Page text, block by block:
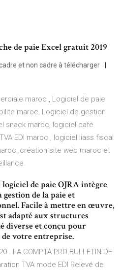
de paie Excel gratuit 2019
et non cadre à télécharger
maroc , Logiciel de paie
maroc, Logiciel de gestion
snack maroc, logiciel café
EDI maroc , logiciel liass fiscal
,création site web maroc et
de paie OJRA intègre
de la paie et
Facile à mettre en œuvre,
adapté aux structures
diverse et conçu pour
de votre entreprise.
- LA COMPTA PRO BULLETIN DE
TVA mode EDI Relevé de